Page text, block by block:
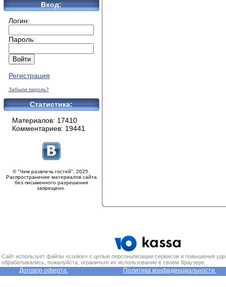
Вход:
Логин:
Пароль:
Регистрация
Забыли пароль?
Статистика:
Материалов: 17410
Комментариев: 19441
© "Чем развлечь гостей", 2025.
Распространение материалов сайта
без письменного разрешения
запрещено.
Сайт использует файлы «cookie» с целью персонализации сервисов и повышения
обрабатывались, пожалуйста, ограничьте их использование в своём браузере.
Договор-оферта. Политика конфиденциальности.